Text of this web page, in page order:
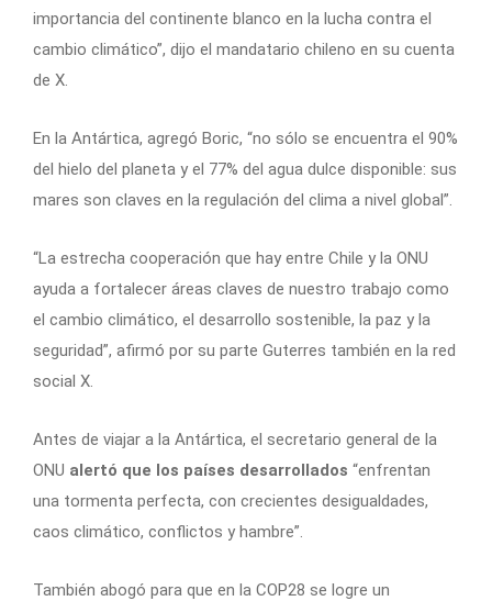
importancia del continente blanco en la lucha contra el
cambio climático”, dijo el mandatario chileno en su cuenta
de X.
En la Antártica, agregó Boric, “no sólo se encuentra el 90%
del hielo del planeta y el 77% del agua dulce disponible: sus
mares son claves en la regulación del clima a nivel global”.
“La estrecha cooperación que hay entre Chile y la ONU
ayuda a fortalecer áreas claves de nuestro trabajo como
el cambio climático, el desarrollo sostenible, la paz y la
seguridad”, afirmó por su parte Guterres también en la red
social X.
Antes de viajar a la Antártica, el secretario general de la
ONU alertó que los países desarrollados “enfrentan
una tormenta perfecta, con crecientes desigualdades,
caos climático, conflictos y hambre”.
También abogó para que en la COP28 se logre un